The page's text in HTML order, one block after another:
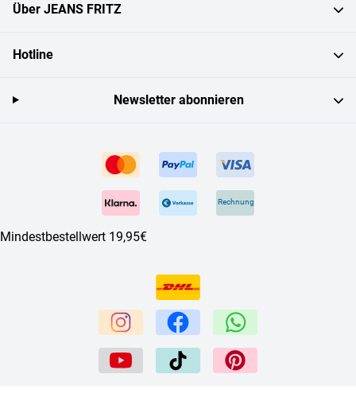
Über JEANS FRITZ
Hotline
Rechnung
Mindestbestellwert 19,95€
Newsletter abonnieren